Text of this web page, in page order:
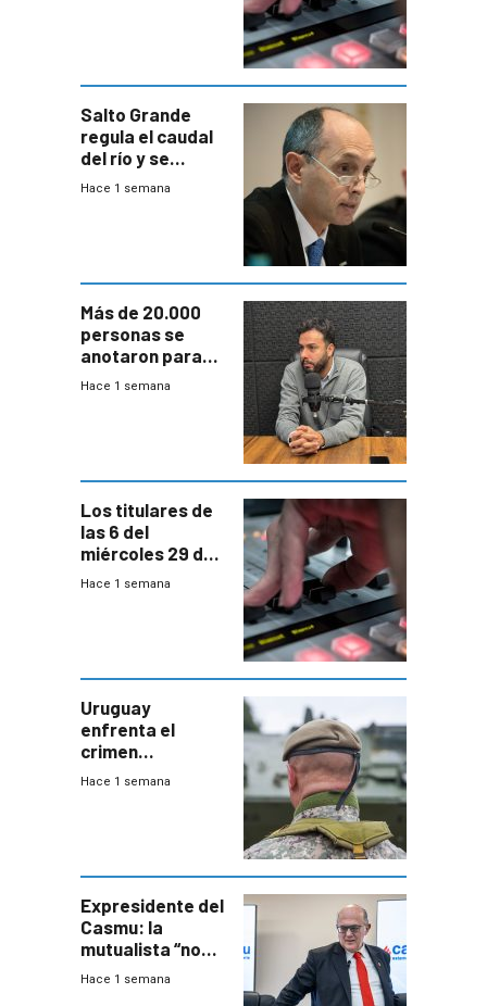
Salto Grande
regula el caudal
del río y se
prepara para un
Hace 1 semana
Más de 20.000
personas se
anotaron para
las pruebas
Hace 1 semana
Los titulares de
las 6 del
miércoles 29 de
julio de 2026
Hace 1 semana
Uruguay
enfrenta el
crimen
organizado con
seguridad
Hace 1 semana
Expresidente del
Casmu: la
mutualista “no
está para pagar”
Hace 1 semana